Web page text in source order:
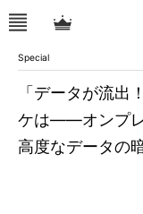
Special
「データが流出
ケは――オンプ
高度なデータの